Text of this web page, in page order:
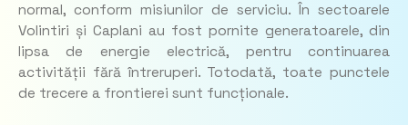
normal, conform misiunilor de serviciu. În sectoarele
Volintiri și Caplani au fost pornite generatoarele, din
lipsa de energie electrică, pentru continuarea
activității fără întreruperi. Totodată, toate punctele
de trecere a frontierei sunt funcționale.